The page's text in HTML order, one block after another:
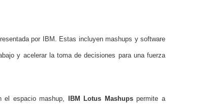
por IBM. Estas incluyen mashups y software
y acelerar la toma de decisiones para una fuerza
espacio mashup, IBM Lotus Mashupspermite a